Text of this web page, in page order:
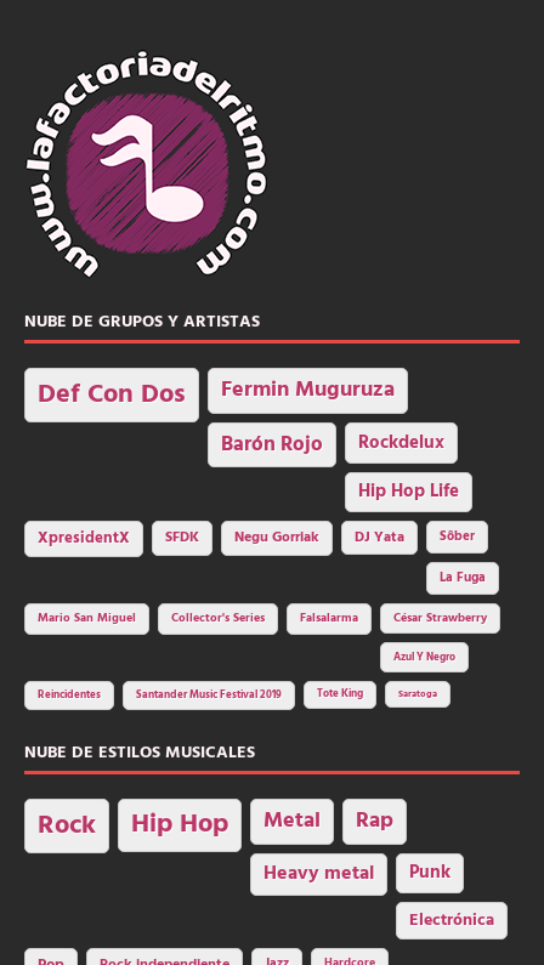
NUBE DE GRUPOS Y ARTISTAS
Def Con Dos Fermin Muguruza
Barón Rojo Rockdelux
Hip Hop Life
XpresidentX SFDK Negu Gorriak DJ Yata
Sôber
La Fuga
Mario San Miguel
Collector's Series Falsalarma César Strawberry
Azul Y Negro
Reincidentes Santander Music Festival 2019 Tote King Saratoga
NUBE DE ESTILOS MUSICALES
Rock Hip Hop Metal Rap
Heavy metal Punk
Electrónica